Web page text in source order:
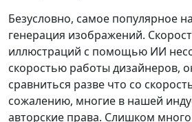
Безусловно, самое популярное
генерация изображений.
иллюстраций с помощью ИИ
скоростью работы дизайнеров,
сравниться разве что со
сожалению, многие в нашей
авторские права. Слишком